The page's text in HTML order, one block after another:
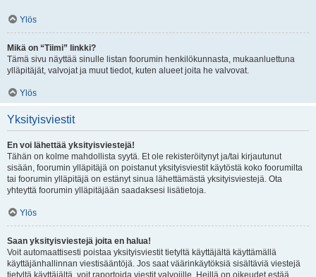
Ylös
Mikä on “Tiimi” linkki?
Tämä sivu näyttää sinulle listan foorumin henkilökunnasta, mukaanluettuna
ylläpitäjät, valvojat ja muut tiedot, kuten alueet joita he valvovat.
Ylös
Yksityisviestit
En voi lähettää yksityisviestejä!
Tähän on kolme mahdollista syytä. Et ole rekisteröitynyt ja/tai kirjautunut
sisään, foorumin ylläpitäjä on poistanut yksityisviestit käytöstä koko foorumilta
tai foorumin ylläpitäjä on estänyt sinua lähettämästä yksityisviestejä. Ota
yhteyttä foorumin ylläpitäjään saadaksesi lisätietoja.
Ylös
Saan yksityisviestejä joita en halua!
Voit automaattisesti poistaa yksityisviestit tietyltä käyttäjältä käyttämällä
käyttäjänhallinnan viestisääntöjä. Jos saat väärinkäytöksiä sisältäviä viestejä
tietyltä käyttäjältä, voit raportoida viestit valvojille. Heillä on oikeudet estää